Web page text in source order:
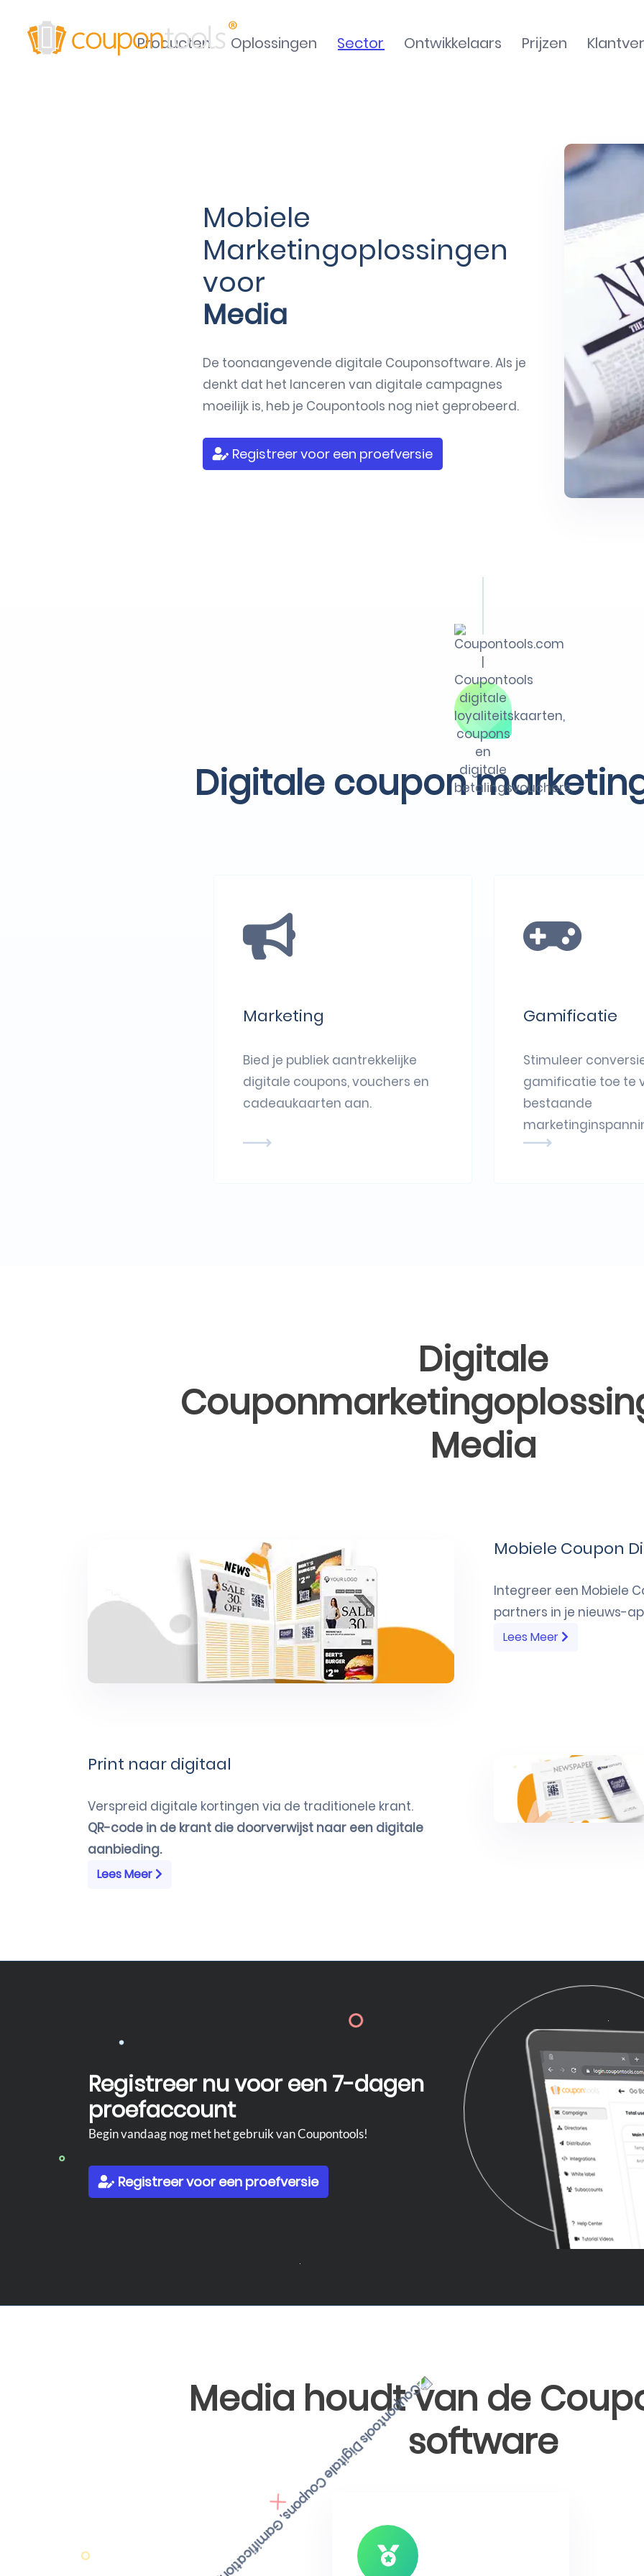
Producten Oplossingen Sector Ontwikkelaars Prijzen
Mobiele
Marketingoplossingen
voor
Media
De toonaangevende digitale Couponsoftware. Als je
denkt dat het lanceren van digitale campagnes
moeilijk is, heb je Coupontools nog niet geprobeerd.
Registreer voor een proefversie
Digitale coupon
Marketing
Bied je publiek aantrekkelijke
digitale coupons, vouchers en
cadeaukaarten aan.
Gamificatie
Stimuleer
gamificatie toe te
bestaande
Digitale
Media
Mobiele Coupon
Integreer een Mobiele
partners in je nieuws-
Lees Meer
Print naar digitaal
Verspreid digitale kortingen via de traditionele krant.
QR-code in de krant die doorverwijst naar een digitale
aanbieding.
Lees Meer
Registreer nu voor een7-dagen
proefaccount
Begin vandaag nog met het gebruik van Coupontools!
Registreer voor een proefversie
Media houdt van de
software